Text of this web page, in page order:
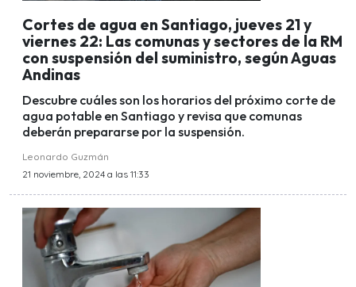
Cortes de agua en Santiago, jueves 21 y
viernes 22: Las comunas y sectores de la RM
con suspensión del suministro, según Aguas
Andinas
Descubre cuáles son los horarios del próximo corte de
agua potable en Santiago y revisa que comunas
deberán prepararse por la suspensión.
Leonardo Guzmán
21 noviembre, 2024 a las 11:33